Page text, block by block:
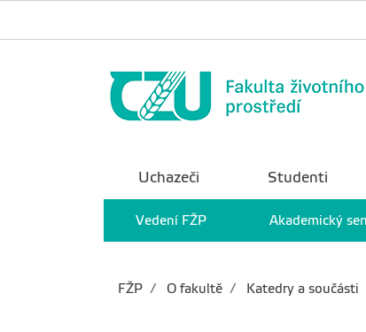
Uchazeči Studenti
Vedení FŽP Akademický
FŽP O fakultě Katedry a součásti